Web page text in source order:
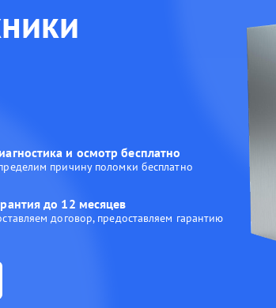
и осмотр бесплатно
причину поломки бесплатно
до 12 месяцев
договор, предоставляем гарантию